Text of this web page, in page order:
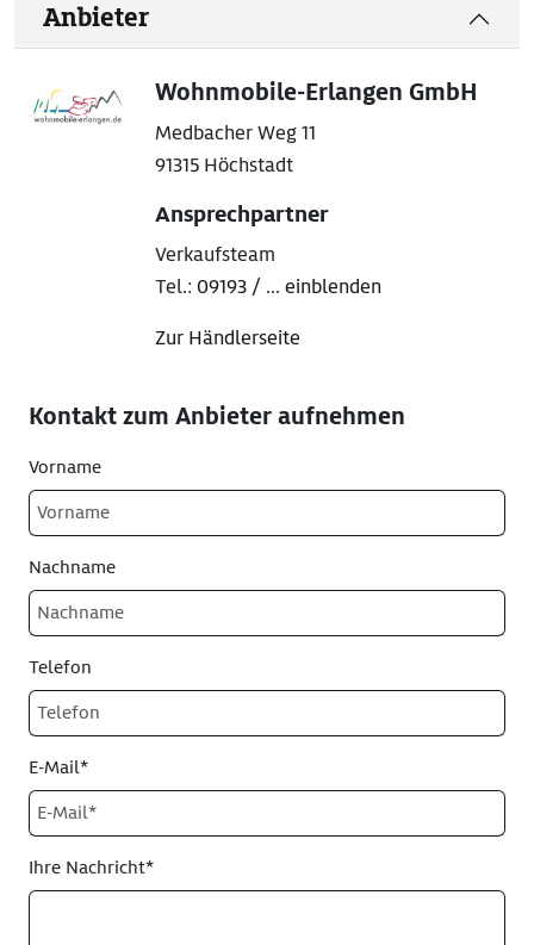
Anbieter
Wohnmobile-Erlangen GmbH
Medbacher Weg 11
91315 Höchstadt
Ansprechpartner
Verkaufsteam
Tel.: 09193 / ... einblenden
Zur Händlerseite
Kontakt zum Anbieter aufnehmen
Vorname
Nachname
Telefon
E-Mail*
Ihre Nachricht*